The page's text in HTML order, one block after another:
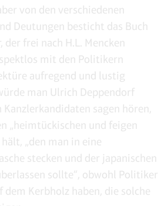
von den verschiedenen
Deutungen besticht das Buch
der frei nach H.L. Mencken
mit den Politikern
aufregend und lustig
man Ulrich Deppendorf
Kanzlerkandidaten sagen hören,
„heimtückischen und feigen
„den man in eine
stecken und der japanischen
sollte“, obwohl Politiker
dem Kerbholz haben, die solche